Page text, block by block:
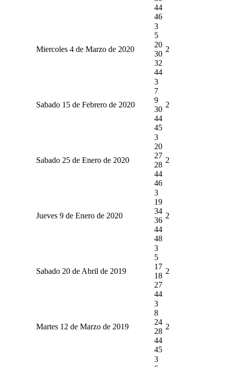
44
46
Miercoles 4 de Marzo de 2020
3
5
20
30
32
44
2
Sabado 15 de Febrero de 2020
3
7
9
30
44
45
2
Sabado 25 de Enero de 2020
3
20
27
28
44
46
2
Jueves 9 de Enero de 2020
3
19
34
36
44
48
2
Sabado 20 de Abril de 2019
3
5
17
18
27
44
2
Martes 12 de Marzo de 2019
3
8
24
28
44
45
2
3